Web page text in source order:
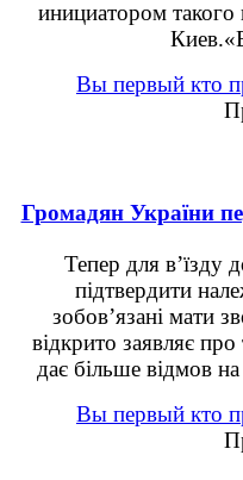
инициатором
Вы первый кто
Громадян України
Тепер для в’їзду
підтвердити
зобов’язані мати
відкрито заявляє
дає більше відмов на
Вы первый кто